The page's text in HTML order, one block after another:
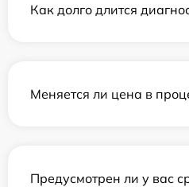
Как долго длится
Меняется ли цена в
Предусмотрен ли у вас